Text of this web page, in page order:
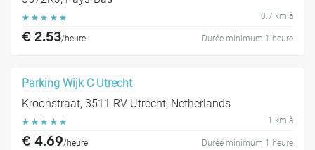
☆ ☆ ☆ ☆ ☆ 0.7 km à
€ 2.53/heure Durée minimum 1 heure
Parking Wijk C Utrecht
Kroonstraat, 3511 RV Utrecht, Netherlands
☆ ☆ ☆ ☆ ☆ 1 km à
€ 4.69/heure Durée minimum 1 heure